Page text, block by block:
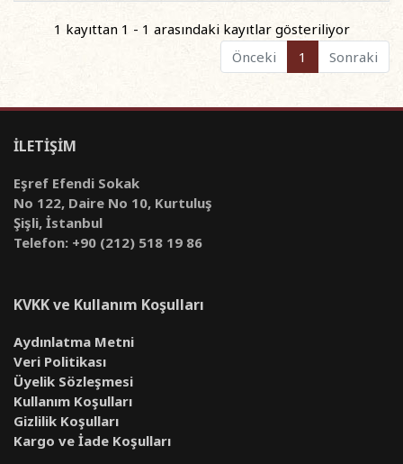
1 kayıttan 1 - 1 arasındaki kayıtlar gösteriliyor
Önceki
1 Sonraki
İLETİŞİM
Eşref Efendi Sokak
No 122, Daire No 10, Kurtuluş
Şişli, İstanbul
Telefon: +90 (212) 518 19 86
KVKK ve Kullanım Koşulları
Aydınlatma Metni
Veri Politikası
Üyelik Sözleşmesi
Kullanım Koşulları
Gizlilik Koşulları
Kargo ve İade Koşulları